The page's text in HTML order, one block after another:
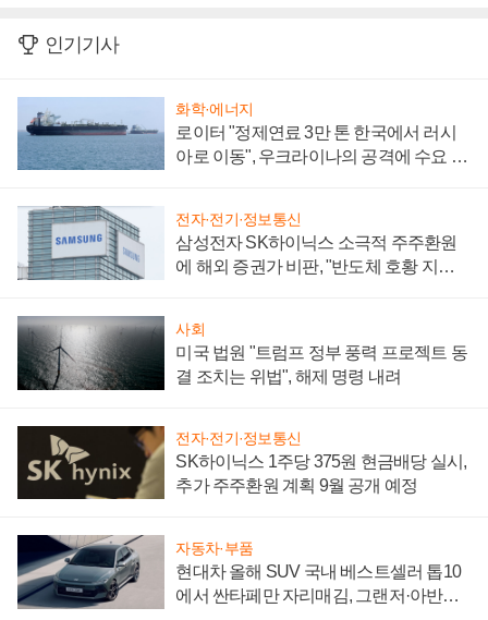
인기기사
화학·에너지
로이터 "정제연료 3만 톤 한국에서 러시
아로 이동", 우크라이나의 공격에 수요 늘
전자·전기·정보통신
삼성전자 SK하이닉스 소극적 주주환원
에 해외 증권가 비판, "반도체 호황 지속
사회
미국 법원 "트럼프 정부 풍력 프로젝트 동
결 조치는 위법", 해제 명령 내려
전자·전기·정보통신
SK하이닉스 1주당 375원 현금배당 실시,
추가 주주환원 계획 9월 공개 예정
자동차·부품
현대차 올해 SUV 국내 베스트셀러 톱10
에서 싼타페만 자리매김, 그랜저·아반떼